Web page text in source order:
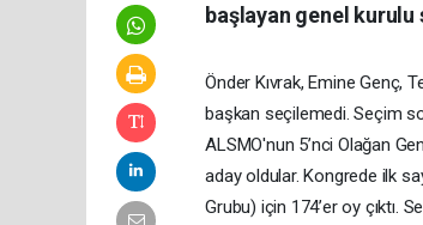
başlayan genel kurulu
Önder Kıvrak, Emine Genç,
başkan seçilemedi. Seçim
ALSMO'nun 5’nci Olağan
aday oldular. Kongrede ilk
Grubu) için 174’er oy çıktı.